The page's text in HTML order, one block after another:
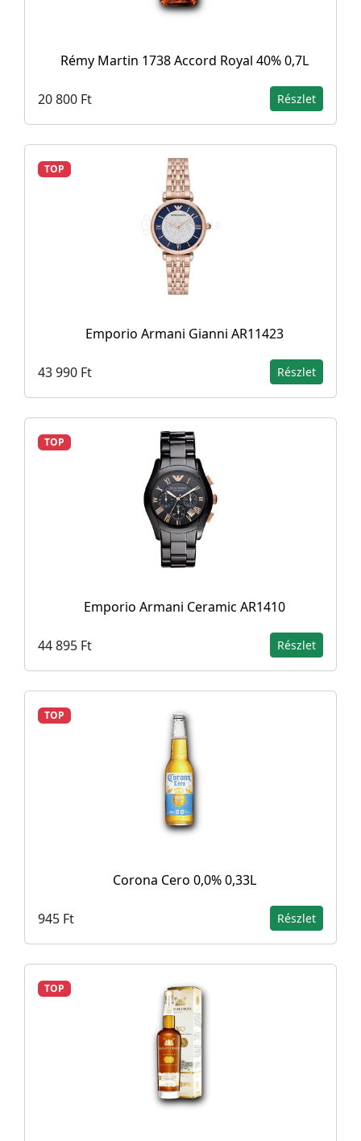
Rémy Martin 1738 Accord Royal 40% 0,7L
20 800 Ft Részlet
TOP
Emporio Armani Gianni AR11423
43 990 Ft Részlet
TOP
Emporio Armani Ceramic AR1410
44 895 Ft Részlet
TOP
Corona Cero 0,0% 0,33L
945 Ft Részlet
TOP